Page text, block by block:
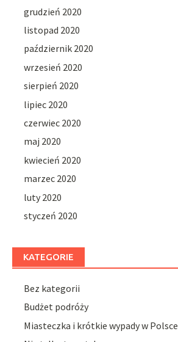
grudzień 2020
listopad 2020
październik 2020
wrzesień 2020
sierpień 2020
lipiec 2020
czerwiec 2020
maj 2020
kwiecień 2020
marzec 2020
luty 2020
styczeń 2020
KATEGORIE
Bez kategorii
Budżet podróży
Miasteczka i krótkie wypady w Polsce